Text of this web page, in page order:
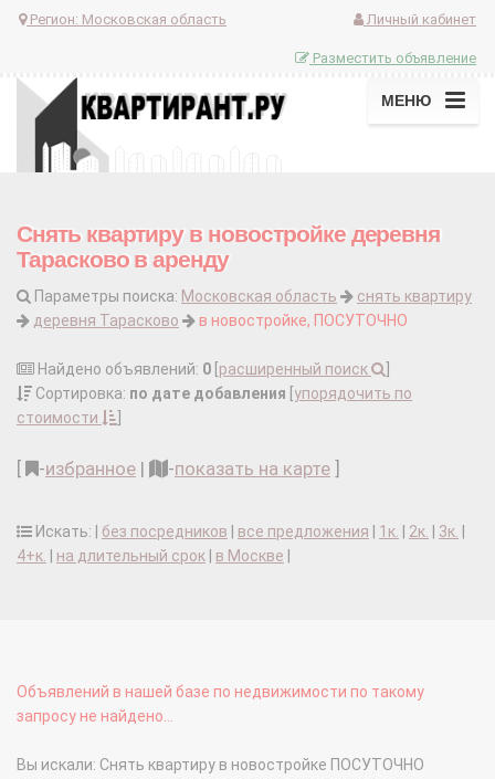
Регион: Московская область Личный кабинет
Разместить объявление
МЕНЮ
Снять квартиру в новостройке деревня
Тарасково в аренду
Параметры поиска: Московская область
снять квартиру
деревня Тарасково
в новостройке, ПОСУТОЧНО
Найдено объявлений: 0 расширенный поиск
Сортировка: по дате добавления упорядочить по
стоимости
-избранное | -показать на карте
Искать: | без посредников все предложения 1к. 2к. 3к.
4+к.
на длительный срок в Москве
Объявлений в нашей базе по недвижимости по такому
запросу не найдено...
Вы искали: Снять квартиру в новостройке ПОСУТОЧНО